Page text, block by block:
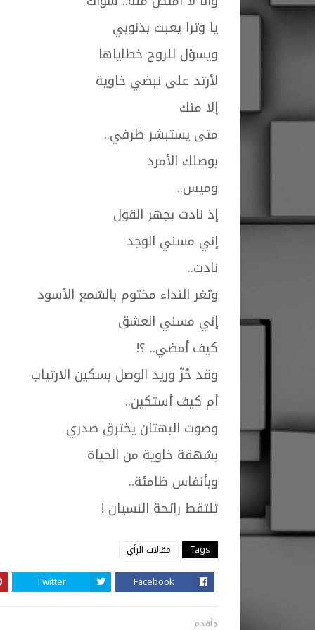
يا وترا يعبث بذنوبي
ويسوّل للروح خطاياها
لأرتد على نبضي خاوية
إلا منك
متى يستبشر طرفي..
بوصلك الأمرد
وميس..
إذ نادت بجهر القول
إني مسني الوجد
نادت..
وثغر النداء مختوم بالشمع الأسود
إني مسني العشق
كيف أمضي.. ؟!
وقد حُزّ وريد الوصل بسكين الارتياب
أم كيف أستكين..
وصوت البهتان يخترق صدري
بشهقة خاوية من الحياة
وبأنفاس ظامئة..
تلتقط رائحة النسيان !
Tags مقالات الرأي
Facebook
Twitter
أقدم